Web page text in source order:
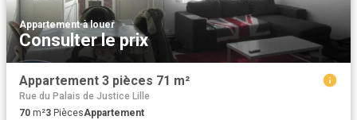
Appartement·à louer
Consulter le prix
Appartement 3 pièces 71 m²
Rue du Palais de Justice Lille
70 m²3 PiècesAppartement